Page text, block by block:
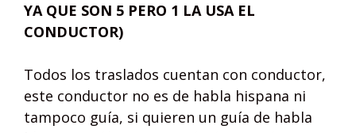
YA QUE SON 5 PERO 1 LA USA EL
CONDUCTOR)
Todos los traslados cuentan con conductor,
este conductor no es de habla hispana ni
tampoco guía, si quieren un guía de habla